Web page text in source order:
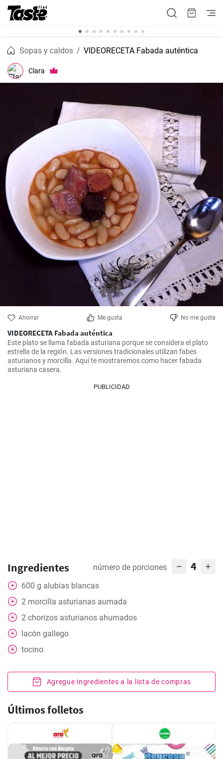
Sopas y caldos VIDEORECETA Fabada auténtica
Clara
Ahorrar Me gusta No me gusta
VIDEORECETA Fabada auténtica
Este plato se llama fabada asturiana porque se considera el plato
estrella de la región. Las versiones tradicionales utilizan fabes
asturianos y morcilla. Aquí te mostraremos como hacer fabada
asturiana casera.
PUBLICIDAD
Ingredientes número de porciones 4
600 g alubias blancas
2 morcilla asturianas aumada
2 chorizos asturianos ahumados
lacón gallego
tocino
Agregue ingredientes a la lista de compras
Últimos folletos